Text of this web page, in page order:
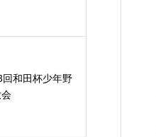
回和田杯少年野